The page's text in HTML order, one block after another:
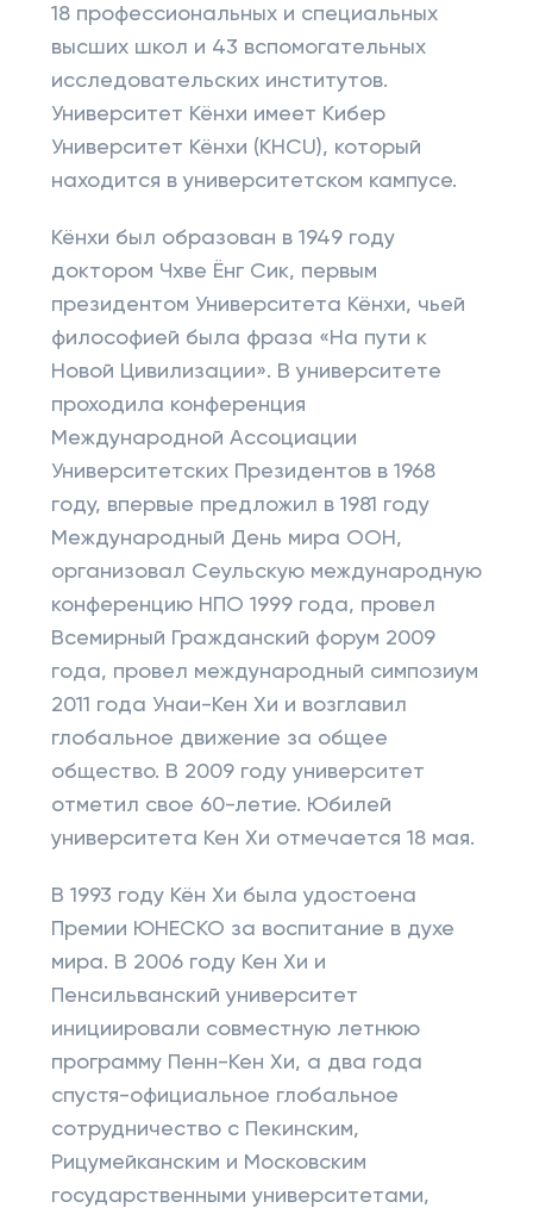
18 профессиональных и специальных
высших школ и 43 вспомогательных
исследовательских институтов.
Университет Кёнхи имеет Кибер
Университет Кёнхи (KHCU), который
находится в университетском кампусе.
Кёнхи был образован в 1949 году
доктором Чхве Ёнг Сик, первым
президентом Университета Кёнхи, чьей
философией была фраза «На пути к
Новой Цивилизации». В университете
проходила конференция
Международной Ассоциации
Университетских Президентов в 1968
году, впервые предложил в 1981 году
Международный День мира ООН,
организовал Сеульскую международную
конференцию НПО 1999 года, провел
Всемирный Гражданский форум 2009
года, провел международный симпозиум
2011 года Унаи-Кен Хи и возглавил
глобальное движение за общее
общество. В 2009 году университет
отметил свое 60-летие. Юбилей
университета Кен Хи отмечается 18 мая.
В 1993 году Кён Хи была удостоена
Премии ЮНЕСКО за воспитание в духе
мира. В 2006 году Кен Хи и
Пенсильванский университет
инициировали совместную летнюю
программу Пенн-Кен Хи, а два года
спустя-официальное глобальное
сотрудничество с Пекинским,
Рицумейканским и Московским
государственными университетами,